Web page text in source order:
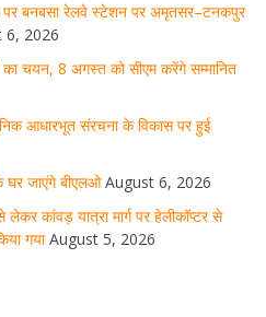
सिंह धामी ने हरकी पैड़ी से लेकर कांवड़ यात्रा मार्ग
से शिवभक्तों पर पुष्पवर्षा कर उनका स्वागत किया गया
में कांवड़ यात्रा के दौरान मंगलवार को आस्था, सेवा
अद्भुत संगम देखने को मिला
पर बनबसा रेलवे स्टेशन पर अमृतसर–टनकपुर
6, 2026
चयन, 8 अगस्त को सीएम करेंगे सम्मानित
आधारभूत संरचना के विकास पर हुई
जाएंगे बीएलओ August 6, 2026
कांवड़ यात्रा मार्ग पर हेलीकॉप्टर से
गया August 5, 2026